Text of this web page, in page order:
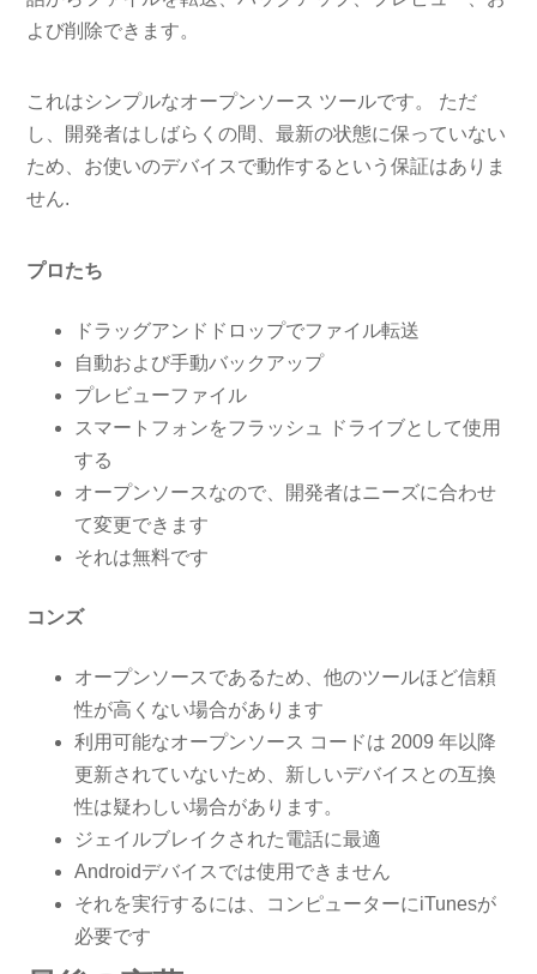
よび削除できます。
これはシンプルなオープンソース ツールです。 ただ
し、開発者はしばらくの間、最新の状態に保っていない
ため、お使いのデバイスで動作するという保証はありま
せん.
プロたち
ドラッグアンドドロップでファイル転送
自動および手動バックアップ
プレビューファイル
スマートフォンをフラッシュ ドライブとして使用
する
オープンソースなので、開発者はニーズに合わせ
て変更できます
それは無料です
コンズ
オープンソースであるため、他のツールほど信頼
性が高くない場合があります
利用可能なオープンソース コードは 2009 年以降
更新されていないため、新しいデバイスとの互換
性は疑わしい場合があります。
ジェイルブレイクされた電話に最適
Androidデバイスでは使用できません
それを実行するには、コンピューターにiTunesが
必要です